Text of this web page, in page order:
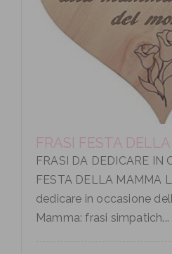
FRASI FESTA
FRASI DA DEDICARE IN
FESTA DELLA MAMMA
dedicare in occasione
Mamma: frasi simpatich...